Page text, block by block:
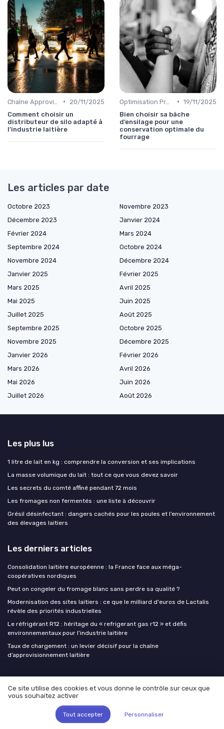
•
20/11/2025
Comment choisir un
distributeur de silo adapté à
l’industrie laitière
• 19/11/2025
Bien choisir sa bâche
d’ensilage pour une
conservation optimale du
fourrage
Les articles par date
Octobre 2023
Novembre 2023
Décembre 2023
Janvier 2024
Février 2024
Mars 2024
Septembre 2024
Octobre 2024
Novembre 2024
Décembre 2024
Janvier 2025
Février 2025
Mars 2025
Avril 2025
Mai 2025
Juin 2025
Juillet 2025
Août 2025
Septembre 2025
Octobre 2025
Novembre 2025
Décembre 2025
Janvier 2026
Février 2026
Mars 2026
Avril 2026
Mai 2026
Juin 2026
Juillet 2026
Août 2026
Les plus lus
1 litre de lait en kg : comprendre la conversion et ses implications
La masse volumique du lait : tout ce que vous devez savoir
Les secrets du comté affiné pendant 72 mois
Les fromages non fermentés : une liste à découvrir
Grésil désinfectant : dangers cachés pour les poules et l’environnement
des élevages laitiers
Les derniers articles
Consolidation laitière européenne : la France face aux méga-
coopératives nordiques
Peut on congeler du fromage blanc sans perdre sa qualité ?
Modernisation des sites laitiers : ce que le milliard d'euros de Lactalis
révèle des priorités industrielles
Le réfrigérant R12 : héritage du « refrigerant gas r12 » et défis
environnementaux pour l’industrie laitière
Taux de chargement : un levier décisif pour la chaîne
d’approvisionnement laitière
Ce site utilise des cookies et vous donne le contrôle sur ceux que
vous souhaitez activer
Tout accepter Personnaliser